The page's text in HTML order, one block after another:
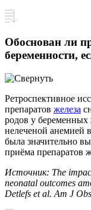
Обоснован ли
беременности,
Ретроспективное
препаратов железа
родов у
нелеченой анемией
была значительно
приёма препаратов
Источник: The
neonatal outcomes
Detlefs et al. Am J